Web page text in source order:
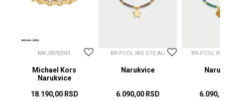
MKJ8592931
Michael Kors
Narukvice
18.190,00 RSD
BR-PCOL INS STE AU
Narukvice
6.090,00 RSD
BR-PCOL